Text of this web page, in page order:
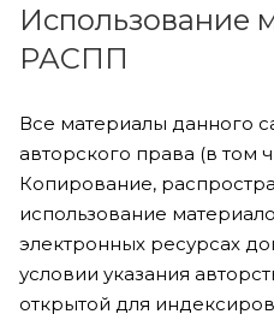
Использование
РАСПП
Все материалы данного
авторского права (в том
Копирование,
использование
электронных ресурсах
условии указания
открытой для